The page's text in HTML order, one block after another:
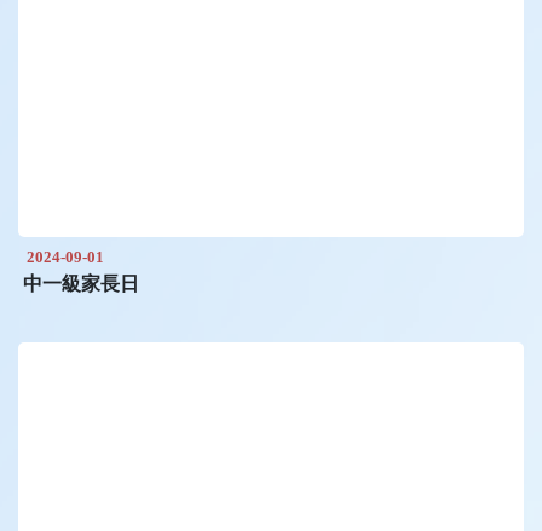
2024-09-01
中一級家長日